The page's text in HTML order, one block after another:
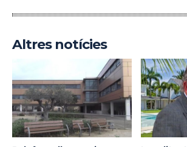
Altres notícies